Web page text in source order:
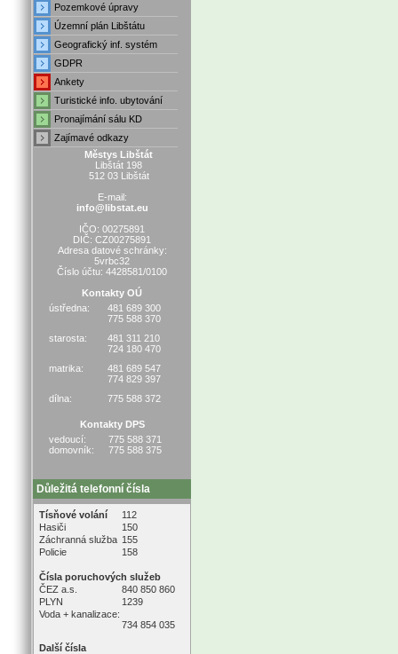
Pozemkové úpravy
Územní plán Libštátu
Geografický inf. systém
GDPR
Ankety
Turistické info. ubytování
Pronajímání sálu KD
Zajímavé odkazy
Městys Libštát
Libštát 198
512 03 Libštát
E-mail:
info@libstat.eu
IČO: 00275891
DIČ: CZ00275891
Adresa datové schránky:
5vrbc32
Číslo účtu: 4428581/0100
Kontakty OÚ
ústředna:
481 689 300
775 588 370
starosta:
481 311 210
724 180 470
matrika:
481 689 547
774 829 397
dílna:
775 588 372
Kontakty DPS
vedoucí:
domovník:
775 588 371
775 588 375
Důležitá telefonní čísla
Tísňové volání
112
Hasiči
150
Záchranná služba 155
Policie
158
Čísla poruchových služeb
ČEZ a.s.
840 850 860
PLYN
1239
Voda + kanalizace:
734 854 035
Další čísla